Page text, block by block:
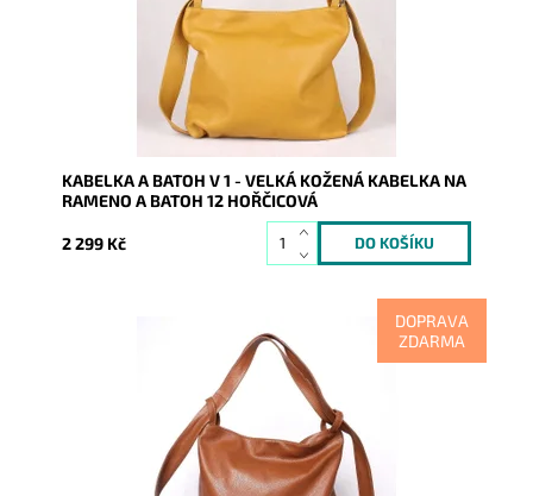
Skladem
8156
Vera Pelle
2 roky
KABELKA A BATOH V 1 - VELKÁ KOŽENÁ KABELKA NA
RAMENO A BATOH 12 HOŘČICOVÁ
2 299 Kč
DOPRAVA
ZDARMA
Kabelka na rameno a batoh v jednom provedení nyní v
krásné hnědé barvě! Moderní italský kvalitní kožený
Skladem
8535
Vera Pelle